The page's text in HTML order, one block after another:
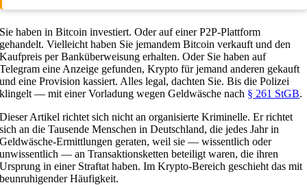
Sie haben in Bitcoin investiert. Oder auf einer P2P-Plattform
gehandelt. Vielleicht haben Sie jemandem Bitcoin verkauft und den
Kaufpreis per Banküberweisung erhalten. Oder Sie haben auf
Telegram eine Anzeige gefunden, Krypto für jemand anderen gekauft
und eine Provision kassiert. Alles legal, dachten Sie. Bis die Polizei
klingelt — mit einer Vorladung wegen Geldwäsche nach § 261 StGB.
Dieser Artikel richtet sich nicht an organisierte Kriminelle. Er richtet
sich an die Tausende Menschen in Deutschland, die jedes Jahr in
Geldwäsche-Ermittlungen geraten, weil sie — wissentlich oder
unwissentlich — an Transaktionsketten beteiligt waren, die ihren
Ursprung in einer Straftat haben. Im Krypto-Bereich geschieht das mit
beunruhigender Häufigkeit.